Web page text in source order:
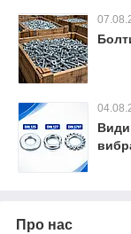
Види
Про нас